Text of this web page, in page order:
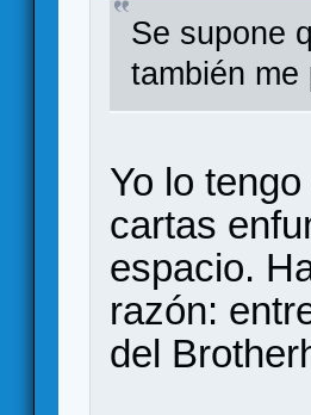
Se supone
también me
Yo lo
cartas
espacio.
razón:
del